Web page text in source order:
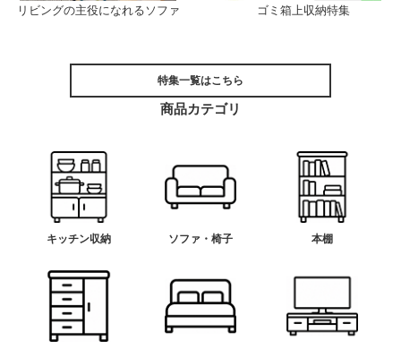
リビングの主役になれるソファ ゴミ箱上収納特集
特集一覧はこちら
商品カテゴリ
キッチン収納 ソファ・椅子 本棚